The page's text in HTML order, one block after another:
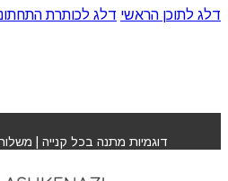
דלג לתוכן הראשי דלג לכותרת
דוגמיות מתנה בכל קנייה | משלוח